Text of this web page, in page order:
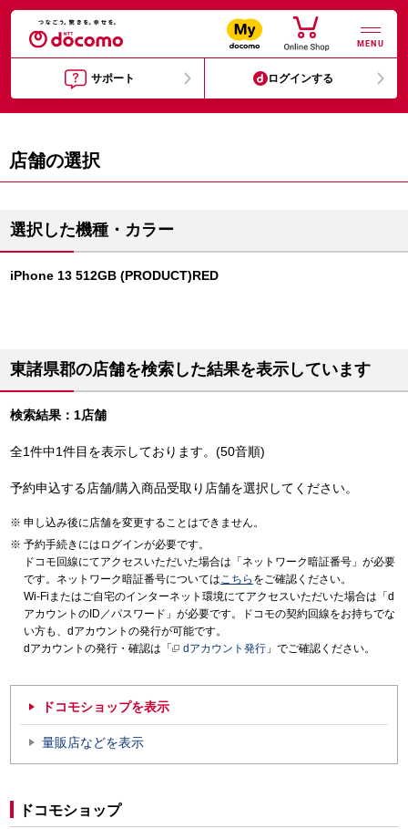
MENU
サポート ログインする
店舗の選択
選択した機種・カラー
iPhone 13 512GB (PRODUCT)RED
東諸県郡の店舗を検索した結果を表示しています
検索結果：1店舗
全1件中1件目を表示しております。(50音順)
予約申込する店舗/購入商品受取り店舗を選択してください。
申し込み後に店舗を変更することはできません。
予約手続きにはログインが必要です。
ドコモ回線にてアクセスいただいた場合は「ネットワーク暗証番号」が必要
です。ネットワーク暗証番号についてはこちら をご確認ください。
Wi-Fiまたはご自宅のインターネット環境にてアクセスいただいた場合は「d
アカウントのID／パスワード」が必要です。ドコモの契約回線をお持ちでな
い方も、dアカウントの発行が可能です。
dアカウントの発行・確認は「
dアカウント発行 」でご確認ください。
ドコモショップを表示
量販店などを表示
ドコモショップ